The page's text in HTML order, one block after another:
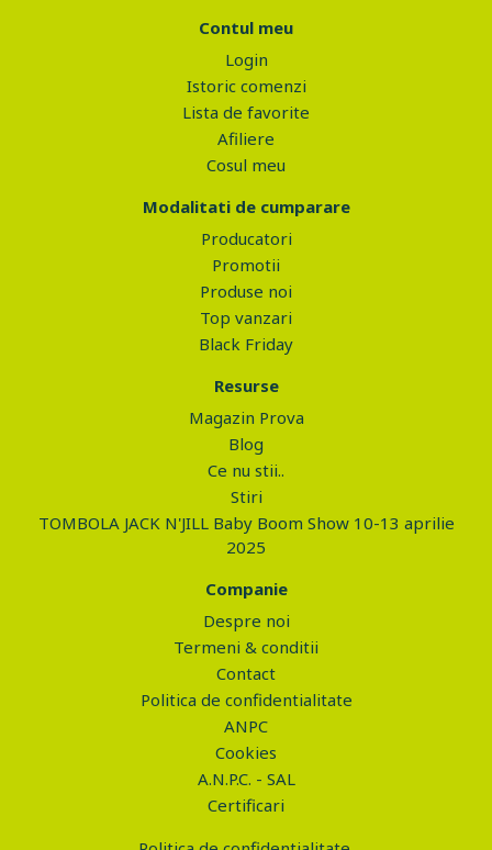
Contul meu
Login
Istoric comenzi
Lista de favorite
Afiliere
Cosul meu
Modalitati de cumparare
Producatori
Promotii
Produse noi
Top vanzari
Black Friday
Resurse
Magazin Prova
Blog
Ce nu stii..
Stiri
TOMBOLA JACK N'JILL Baby Boom Show 10-13 aprilie
2025
Companie
Despre noi
Termeni & conditii
Contact
Politica de confidentialitate
ANPC
Cookies
A.N.P.C. - SAL
Certificari